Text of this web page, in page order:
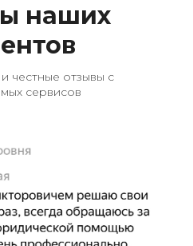
наших
честные отзывы с
сервисов